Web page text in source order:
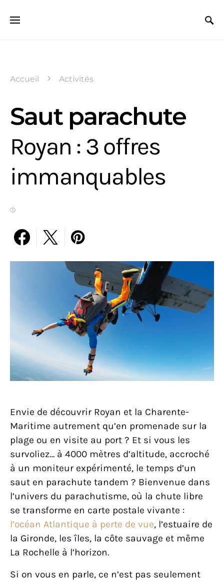
Accueil Activités
Saut parachute
Royan : 3 offres
immanquables
Envie de découvrir Royan et la Charente-
Maritime autrement qu’en promenade sur la
plage ou en visite au port ? Et si vous les
survoliez… à 4000 mètres d’altitude, accroché
à un moniteur expérimenté, le temps d’un
saut en parachute tandem ? Bienvenue dans
l’univers du parachutisme, où la chute libre
se transforme en carte postale vivante :
l’océan Atlantique à perte de vue, l’estuaire de
la Gironde, les îles, la côte sauvage et même
La Rochelle à l’horizon.
Si on vous en parle, ce n’est pas seulement